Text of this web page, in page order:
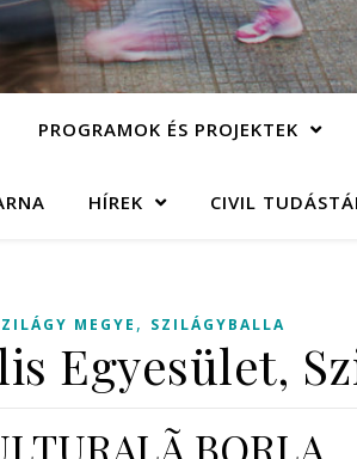
PROGRAMOK ÉS PROJEKTEK
HÍREK CIVIL
MEGYE , SZILÁGYBALLA
Egyesület,